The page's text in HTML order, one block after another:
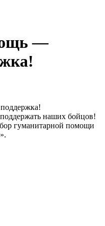
—
наших бойцов!
гуманитарной помощи